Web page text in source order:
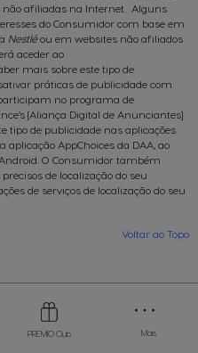
PREMIO Club Mais
não afiliadas na Internet. Alguns
do Consumidor com base em
Nestléou em websites não afiliados
aceder ao
mais sobre este tipo de
práticas de publicidade com
no programa de
[Aliança Digital de Anunciantes]
tipo de publicidade nas aplicações
AppChoices da DAA, ao
O Consumidor também
de localização do seu
de serviços de localização do seu
Voltar ao Topo
Nestlé reserva-se o direito de fazer
a qualquer momento; verifique
atualizações ou alterações da